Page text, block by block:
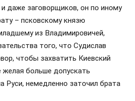
и даже заговорщиков, он по иному
– псковскому князю
из Владимировичей,
того, что Судислав
чтобы захватить Киевский
желая больше допускать
Руси, немедленно заточил брата